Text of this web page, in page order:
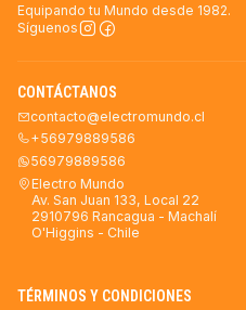
Equipando tu Mundo desde 1982.
Síguenos
CONTÁCTANOS
contacto@electromundo.cl
+56979889586
56979889586
Electro Mundo
Av. San Juan 133, Local 22
2910796 Rancagua - Machalí
O'Higgins - Chile
TÉRMINOS Y CONDICIONES